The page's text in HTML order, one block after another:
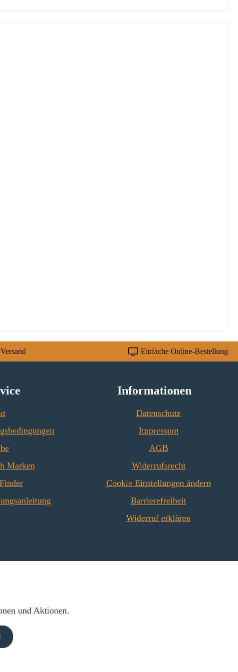
Einfache Online-Bestellung
Marken
Informationen
Datenschutz
Impressum
AGB
Widerrufsrecht
Cookie Einstellungen ändern
Barrierefreiheit
Widerruf erklären
und Aktionen.